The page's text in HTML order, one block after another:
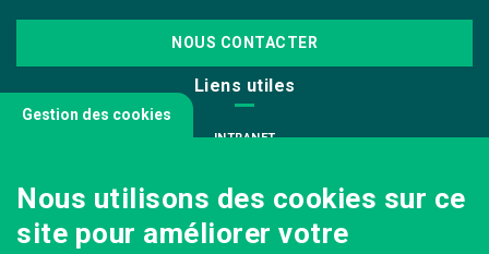
NOUS CONTACTER
Liens utiles
INTRANET
INFODOC
PÔLE IMAGE
Gestion des cookies
Nous utilisons des cookies sur ce
site pour améliorer votre